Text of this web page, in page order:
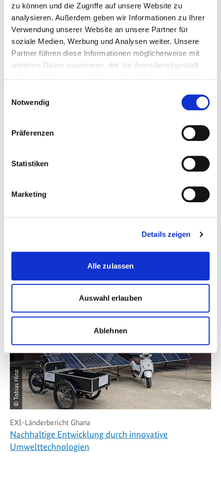
zu können und die Zugriffe auf unsere Website zu
analysieren. Außerdem geben wir Informationen zu Ihrer
Verwendung unserer Website an unsere Partner für
soziale Medien, Werbung und Analysen weiter. Unsere
Partner führen diese Informationen möglicherweise mit
weiteren Daten zusammen, die Sie ihnen bereitgestellt
Notwendig
Präferenzen
Statistiken
Marketing
Details zeigen
Alle zulassen
Auswahl erlauben
Ablehnen
Die EXI fördert seit 2019 die Einführung einer regionalen
Abfallstrategie in der Ukraine. Das Finanzvolumen für die
gesamte Laufzeit beträgt rund 2,9 Millionen €. Die Umsetzung
erfolgt durch die Partnerorganisation GIZ GmbH.
Meldungen zum Thema
© Tobias Hinz
EXI-Länderbericht Ghana
Nachhaltige Entwicklung durch innovative
Umwelttechnologien